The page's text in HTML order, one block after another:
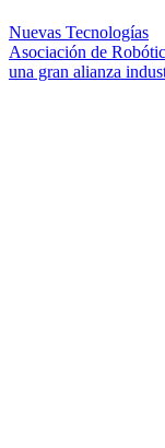
Nuevas Tecnologías
Asociación de
una gran alianza